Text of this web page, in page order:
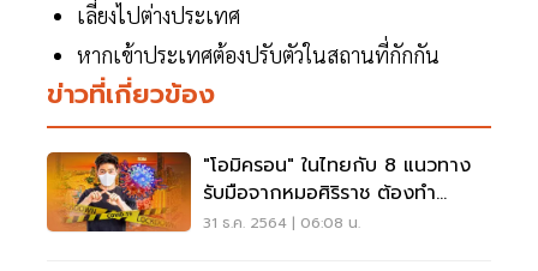
เลี่ยงไปต่างประเทศ
หากเข้าประเทศต้องปรับตัวในสถานที่กักกัน
ข่าวที่เกี่ยวข้อง
"โอมิครอน" ในไทยกับ 8 แนวทาง
รับมือจากหมอศิริราช ต้องทำ
อย่างไรบ้าง เช็กเลย
31 ธ.ค. 2564 | 06:08 น.